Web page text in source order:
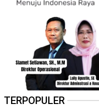
TERPOPULER